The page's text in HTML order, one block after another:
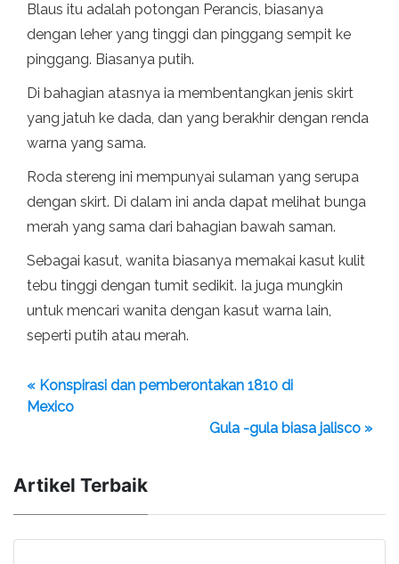
Blaus itu adalah potongan Perancis, biasanya
dengan leher yang tinggi dan pinggang sempit ke
pinggang. Biasanya putih.
Di bahagian atasnya ia membentangkan jenis skirt
yang jatuh ke dada, dan yang berakhir dengan renda
warna yang sama.
Roda stereng ini mempunyai sulaman yang serupa
dengan skirt. Di dalam ini anda dapat melihat bunga
merah yang sama dari bahagian bawah saman.
Sebagai kasut, wanita biasanya memakai kasut kulit
tebu tinggi dengan tumit sedikit. Ia juga mungkin
untuk mencari wanita dengan kasut warna lain,
seperti putih atau merah.
« Konspirasi dan pemberontakan 1810 di
Mexico
Gula -gula biasa jalisco »
Artikel Terbaik